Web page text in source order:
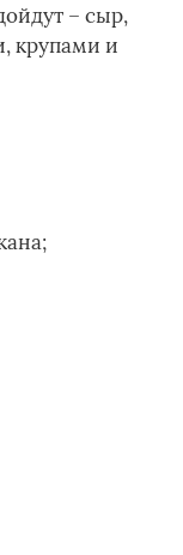
– сыр,
крупами и